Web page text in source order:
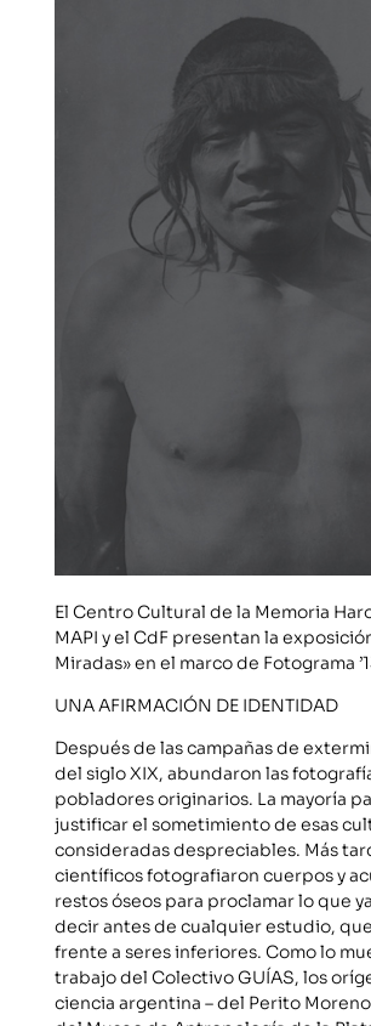
El Centro Cultural de la Memoria
MAPI y el CdF presentan la
Miradas» en el marco de Fotograma
UNA AFIRMACIÓN DE IDENTIDAD
Después de las campañas de
del siglo XIX, abundaron las
pobladores originarios. La mayoría
justificar el sometimiento de esas
consideradas despreciables. Más
científicos fotografiaron cuerpos y
restos óseos para proclamar lo que
decir antes de cualquier estudio,
frente a seres inferiores. Como lo
trabajo del Colectivo GUÍAS, los
ciencia argentina – del Perito